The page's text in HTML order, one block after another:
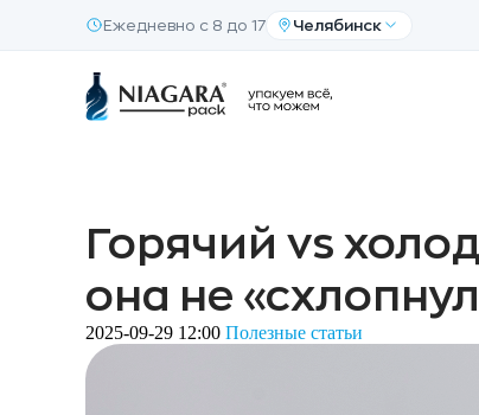
Ежедневно с 8 до 17 Челябинск
Горячий vs
она не
2025-09-29 12:00 Полезные статьи